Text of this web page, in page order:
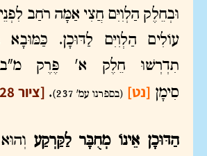
וּבְחֵלֶק הַלְוִיִּם חֲצִי אַמָּה רֹחַב
עוֹלִים הַלְוִיִּם לַדּוּכָן.
תִדְרְשׁוּ חֵלֶק א' פֶּרֶק
סִימָן [נט] (בספרנו עמ' 237) . [ציור 28 ב]
הַדּוּכָן אֵינוֹ מְחֻבָּר לַקַּרְקַע